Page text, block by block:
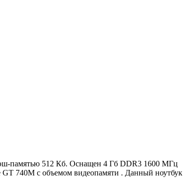
памятью 512 Кб. Оснащен 4 Гб DDR3 1600 МГц
740M с объемом видеопамяти . Данный ноутбук